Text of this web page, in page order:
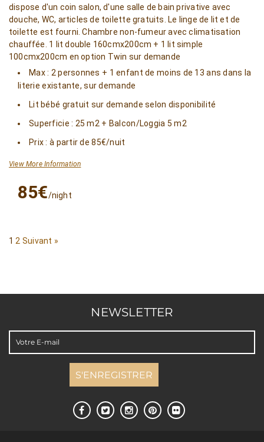
dispose d'un coin salon, d'une salle de bain privative avec
douche, WC, articles de toilette gratuits. Le linge de lit et de
toilette est fourni. Chambre non-fumeur avec climatisation
chauffée. 1 lit double 160cmx200cm + 1 lit simple
100cmx200cm en option Twin sur demande
Max : 2 personnes + 1 enfant de moins de 13 ans dans la
literie existante, sur demande
Lit bébé gratuit sur demande selon disponibilité
Superficie : 25 m2 + Balcon/Loggia 5 m2
Prix : à partir de 85€/nuit
View More Information
85€/night
1 2 Suivant »
NEWSLETTER